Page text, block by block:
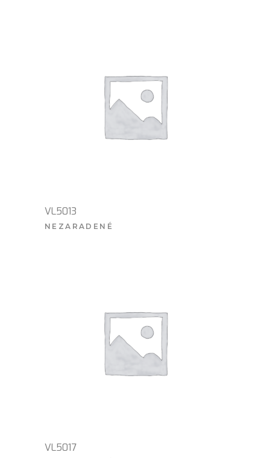
VL5013
NEZARADENÉ
VL5017